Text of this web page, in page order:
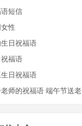
短信
性
日祝福语
福语
日祝福语
师的祝福语 端午节送老